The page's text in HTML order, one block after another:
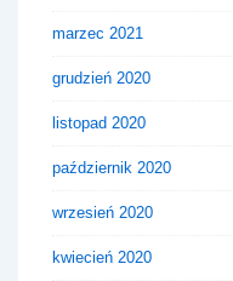
marzec 2021
grudzień 2020
listopad 2020
październik 2020
wrzesień 2020
kwiecień 2020